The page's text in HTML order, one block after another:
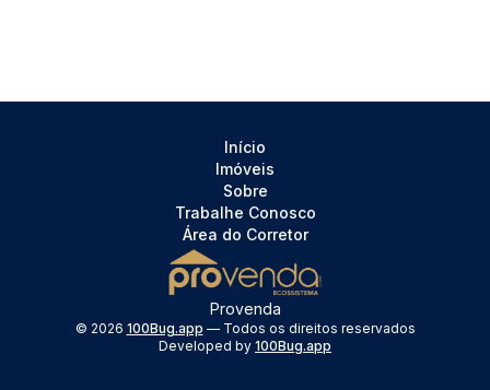
Início
Imóveis
Sobre
Trabalhe Conosco
Área do Corretor
Provenda
© 2026 100Bug.app — Todos os direitos reservados
Developed by 100Bug.app